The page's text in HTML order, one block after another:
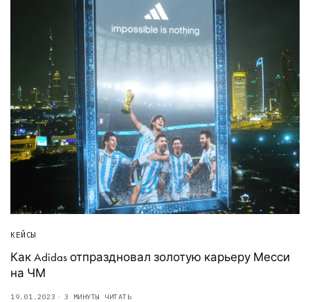
КЕЙСЫ
Как Adidas отпраздновал золотую карьеру Месси
на ЧМ
19.01.2023 3 МИНУТЫ ЧИТАТЬ